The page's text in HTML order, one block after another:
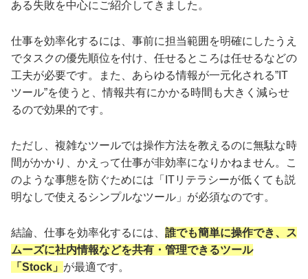
ある失敗を中心にご紹介してきました。
仕事を効率化するには、事前に担当範囲を明確にしたうえ
でタスクの優先順位を付け、任せるところは任せるなどの
工夫が必要です。また、あらゆる情報が一元化される”IT
ツール”を使うと、情報共有にかかる時間も大きく減らせ
るので効果的です。
ただし、複雑なツールでは操作方法を教えるのに無駄な時
間がかかり、かえって仕事が非効率になりかねません。こ
のような事態を防ぐためには「ITリテラシーが低くても説
明なしで使えるシンプルなツール」が必須なのです。
結論、仕事を効率化するには、 誰でも簡単に操作でき、ス
ムーズに社内情報などを共有・管理できるツール
「Stock」 が最適です。